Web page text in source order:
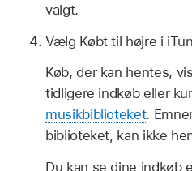
valgt.
Vælg Købt til højre i
Køb, der kan hentes,
tidligere indkøb eller
musikbiblioteket.
biblioteket, kan ikke
Du kan se dine indkøb